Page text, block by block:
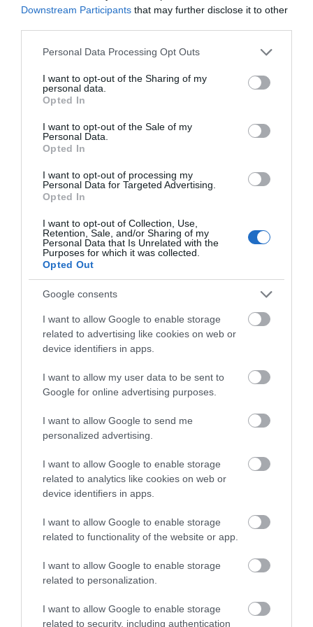
Downstream Participants that may further disclose it to other
Please note that this website/app uses one or more Google
not limited to your visit or usage behaviour. You may click to
grant or deny consent to Google and its third-party tags to
use your data for below specified purposes in below Google
consent section.
Personal Data Processing Opt Outs
I want to opt-out of the Sharing of my
personal data.
Opted In
I want to opt-out of the Sale of my
Personal Data.
Opted In
I want to opt-out of processing my
Personal Data for Targeted Advertising.
Opted In
I want to opt-out of Collection, Use,
Retention, Sale, and/or Sharing of my
Personal Data that Is Unrelated with the
Purposes for which it was collected.
Opted Out
Google consents
I want to allow Google to enable storage
related to advertising like cookies on web or
device identifiers in apps.
I want to allow my user data to be sent to
Google for online advertising purposes.
I want to allow Google to send me
personalized advertising.
I want to allow Google to enable storage
related to analytics like cookies on web or
device identifiers in apps.
I want to allow Google to enable storage
related to functionality of the website or app.
I want to allow Google to enable storage
related to personalization.
I want to allow Google to enable storage
related to security, including authentication
Φωτιά τώρα στη Σκύρο
Πασίγνωστο κοσμηματοπωλείο
έπιασε φωτιά στην Εύβοια
Απόψε πάμε όλοι στα Άνω Στύρα
06.08.2026 | 14:30
Σε αυτή την περιοχή της Εύβοιας
θα γίνει σήμερα πανηγύρι
06.08.2026 | 14:15
Έρχεται το 9ο Αλιβεριώτικο
Αντάμωμα! Πότε και πού θα γίνει
06.08.2026 | 14:00
Οταν ο Άγιος Ιωάννης ο Ρώσσος
έσωσε μια ολόκληρη περιοχή της
Εύβοιας από την φωτιά
06.08.2026 | 13:45
εμπορικό κατάστημα στη Χαλκίδα
06.08.2026 | 13:45
Καλοκαίρι στην Εύβοια χωρίς
«Ταβέρνα Ξενύχτη» δεν γίνεται!
06.08.2026 | 13:30
εισέβαλε στο σπίτι – Στιγμές
ΠΕΡΙΣΣΟΤΕΡΑ ΑΠΟ ΕΙΔΗΣΕΙΣ ΕΥΒΟΙΑ
Συναγερμός στη
Χαλκίδα: Γυναίκα
Γέφυρα
Φωτιά τώρα στη Σκύρο